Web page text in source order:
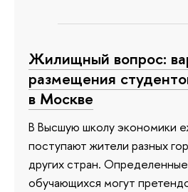
Жилищный вопрос:
размещения
в Москве
В Высшую школу экономики
поступают жители разных
других стран.
обучающихся могут